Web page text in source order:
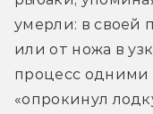
умерли: в своей
или от ножа в
процесс одними
«опрокинул